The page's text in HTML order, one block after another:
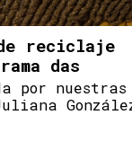
de reciclaje
das
por nuestras